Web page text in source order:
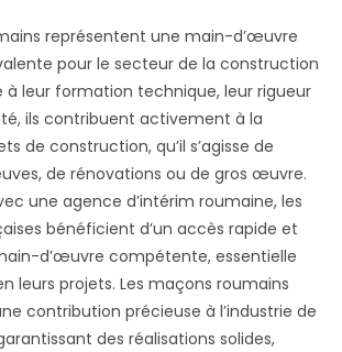
représentent une main-d’œuvre
pour le secteur de la construction
à leur formation technique, leur rigueur
ils contribuent activement à la
de construction, qu’il s’agisse de
de rénovations ou de gros œuvre.
une agence d’intérim roumaine, les
bénéficient d’un accès rapide et
d’œuvre compétente, essentielle
leurs projets. Les maçons roumains
contribution précieuse à l’industrie de
des réalisations solides,